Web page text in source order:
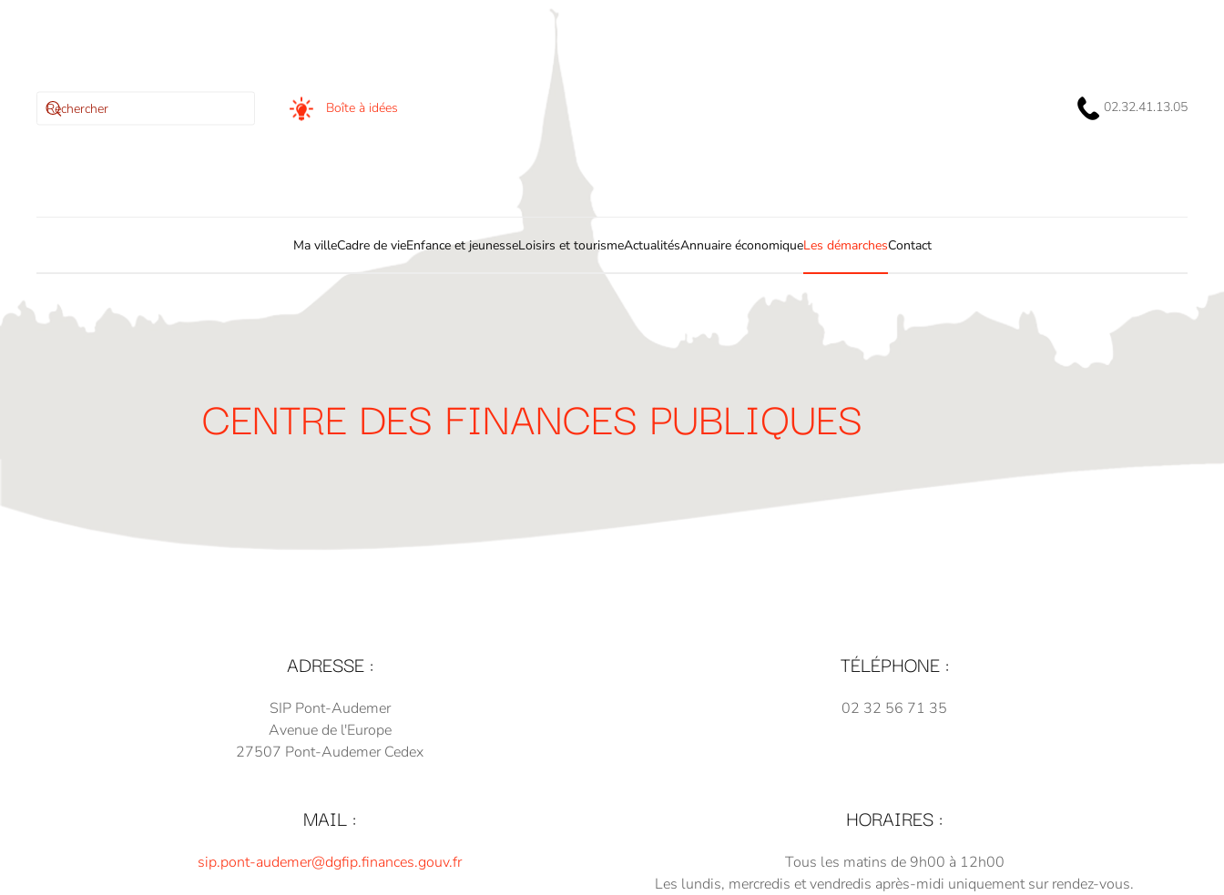
Boîte à idées 02.32.41.13.05
Ma villeCadre de vieEnfance et jeunesseLoisirs et tourismeActualitésAnnuaire économiqueLes démarchesContact
CENTRE DES FINANCES PUBLIQUES
ADRESSE :
SIP Pont-Audemer
Avenue de l'Europe
27507 Pont-Audemer Cedex
TÉLÉPHONE :
02 32 56 71 35
MAIL :
sip.pont-audemer@dgfip.finances.gouv.fr
HORAIRES :
Tous les matins de 9h00 à 12h00
Les lundis, mercredis et vendredis après-midi uniquement sur rendez-vous.